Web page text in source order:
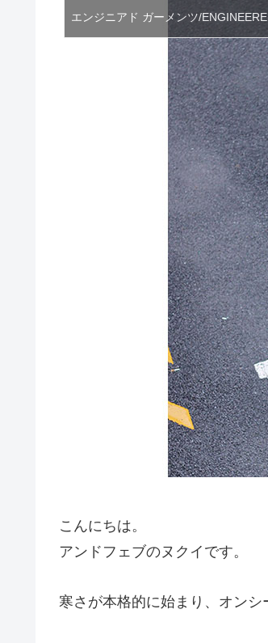
エンジニアド ガーメンツ/
こんにちは。
アンドフェブのヌクイです。
寒さが本格的に始まり、オンシ